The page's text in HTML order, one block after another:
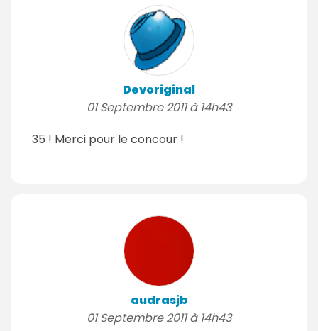
Devoriginal
01 Septembre 2011 à 14h43
35 ! Merci pour le concour !
audrasjb
01 Septembre 2011 à 14h43